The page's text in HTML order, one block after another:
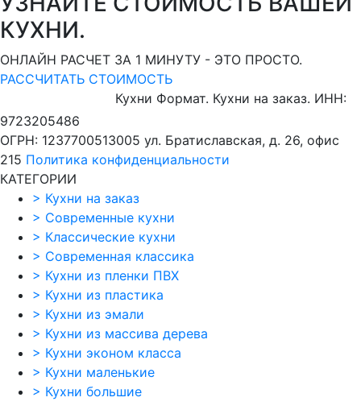
КУХНИ.
ОНЛАЙН РАСЧЕТ ЗА 1 МИНУТУ - ЭТО ПРОСТО.
РАССЧИТАТЬ СТОИМОСТЬ
Кухни Формат. Кухни на заказ. ИНН:
9723205486
ОГРН: 1237700513005 ул. Братиславская, д. 26, офис
215 Политика конфиденциальности
КАТЕГОРИИ
> Кухни на заказ
> Современные кухни
> Классические кухни
> Современная классика
> Кухни из пленки ПВХ
> Кухни из пластика
> Кухни из эмали
> Кухни из массива дерева
> Кухни эконом класса
> Кухни маленькие
> Кухни большие